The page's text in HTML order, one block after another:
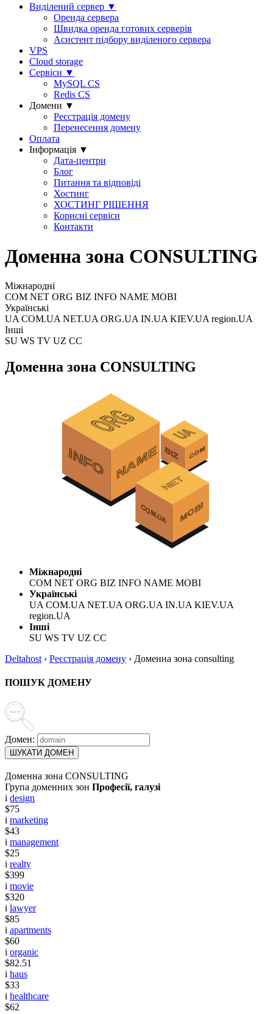
Виділений сервер ▼
Оренда сервера
Швидка оренда готових серверів
Асистент підбору виділеного сервера
VPS
Cloud storage
Сервіси ▼
MySQL CS
Redis CS
Домени ▼
Реєстрація домену
Перенесення домену
Оплата
Інформація ▼
Дата-центри
Блог
Питання та відповіді
Хостинг
ХОСТИНГ РІШЕННЯ
Корисні сервіси
Контакти
Доменна зона CONSULTING
Міжнародні
COM NET ORG BIZ INFO NAME MOBI
Українські
UA COM.UA NET.UA ORG.UA IN.UA KIEV.UA region.UA
Інші
SU WS TV UZ CC
Доменна зона CONSULTING
Міжнародні
COM NET ORG BIZ INFO NAME MOBI
Українські
UA COM.UA NET.UA ORG.UA IN.UA KIEV.UA
region.UA
Інші
SU WS TV UZ CC
Deltahost › Реєстрація домену › Доменна зона consulting
ПОШУК ДОМЕНУ
Домен:
ШУКАТИ ДОМЕН
Доменна зона CONSULTING
Група доменних зон Професії, галузі
i design
$75
i marketing
$43
i management
$25
i realty
$399
i movie
$320
i lawyer
$85
i apartments
$60
i organic
$82.51
i haus
$33
i healthcare
$62